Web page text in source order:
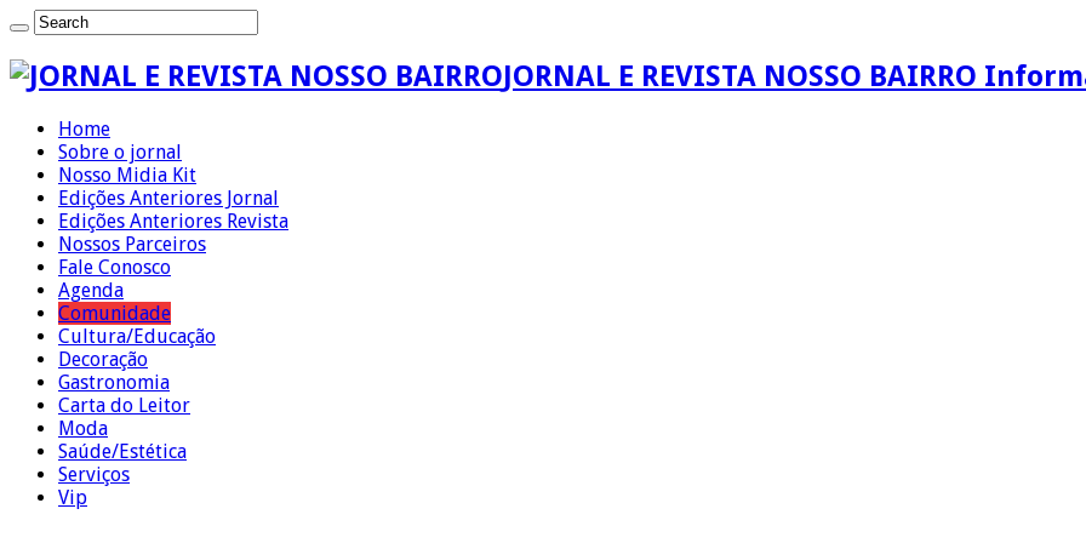
JORNAL E REVISTA NOSSO BAIRRO
Home
Sobre o jornal
Nosso Midia Kit
Edições Anteriores Jornal
Edições Anteriores Revista
Nossos Parceiros
Fale Conosco
Agenda
Comunidade
Cultura/Educação
Decoração
Gastronomia
Carta do Leitor
Moda
Saúde/Estética
Serviços
Vip